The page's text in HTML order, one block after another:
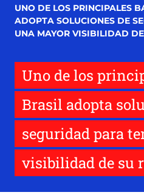
UNO DE LOS PRINCIPALES
ADOPTA SOLUCIONES DE
UNA MAYOR VISIBILIDAD
Uno de los
Brasil adopta
seguridad para
visibilidad de su